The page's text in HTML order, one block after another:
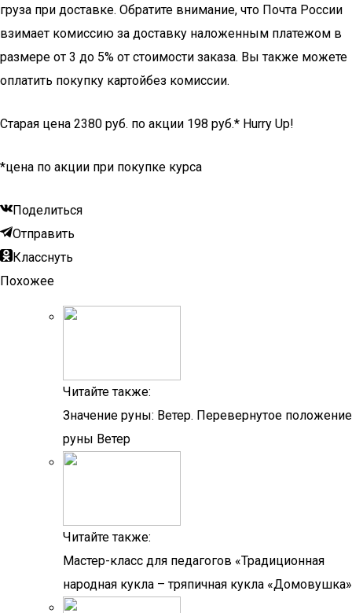
груза при доставке. Обратите внимание, что Почта России
взимает комиссию за доставку наложенным платежом в
размере от 3 до 5% от стоимости заказа. Вы также можете
оплатить покупку картойбез комиссии.
Старая цена 2380 руб. по акции 198 руб.* Hurry Up!
*цена по акции при покупке курса
Поделиться
Отправить
Класснуть
Похожее
Читайте также:
Значение руны: Ветер. Перевернутое положение
руны Ветер
Читайте также:
Мастер-класс для педагогов «Традиционная
народная кукла – тряпичная кукла «Домовушка»